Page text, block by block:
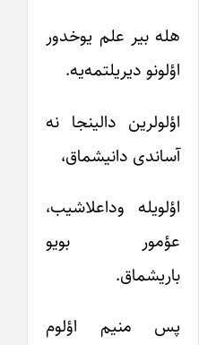
هله بیر علم یوخدور
اؤلونو دیریلتمه‌یه.
اؤلولرین دالینجا نه
آساندی دانیشماق،
اؤلویله وداعلاشیب،
عؤمور بویو
باریشماق.
پس منیم اؤلوم